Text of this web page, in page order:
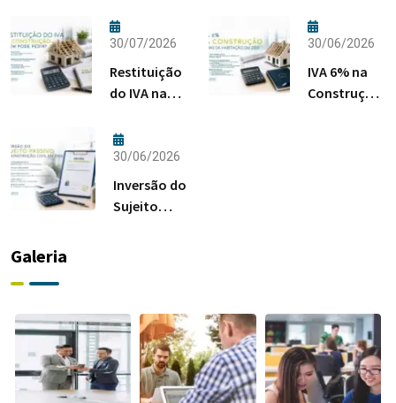
30/07/2026
Restituição
do IVA na
Quem Pode
Pedir?
30/06/2026
IVA 6% na
Construção:
30/06/2026
Inversão do
Sujeito
Galeria